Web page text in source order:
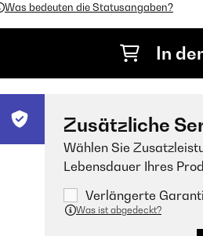
Was bedeuten die Statusangaben?
In
Zusätzliche
Wählen Sie
Lebensdauer Ihres
Verlängerte
Was ist abgedeckt?